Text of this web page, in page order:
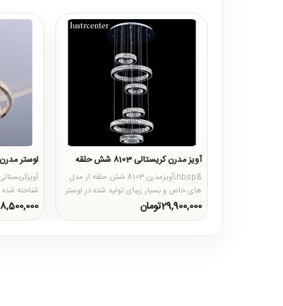
آویز مدرن کریستالی 8103 شش حلقه
&nbsp;آویزمدرن 8103 شش حلقه از مدل
های خاص و بسیار زیبای تولید شده در لوستر
سنتر است که برای فضاهای..
29,900,000تومان
لوستر مدرن
شناخته
لوستر سنتر